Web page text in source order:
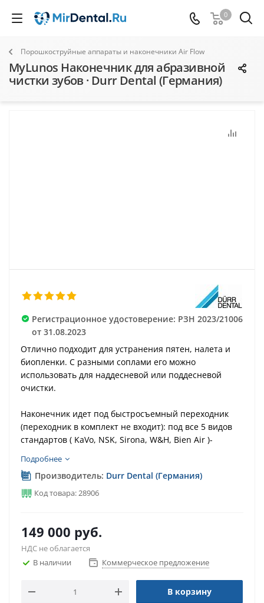
0
Порошкоструйные аппараты и наконечники Air Flow
MyLunos Наконечник для абразивной
чистки зубов · Durr Dental (Германия)
Регистрационное удостоверение: РЗН 2023/21006
от 31.08.2023
Отлично подходит для устранения пятен, налета и
биопленки. С разными соплами его можно
использовать для наддесневой или поддесневой
очистки.
Наконечник идет под быстросъемный переходник
(переходник в комплект не входит): под все 5 видов
стандартов ( KaVo, NSK, Sirona, W&H, Bien Air )-
Подробнее
Производитель: Durr Dental (Германия)
Код товара: 28906
149 000 руб.
НДС не облагается
В наличии
Коммерческое предложение
В корзину